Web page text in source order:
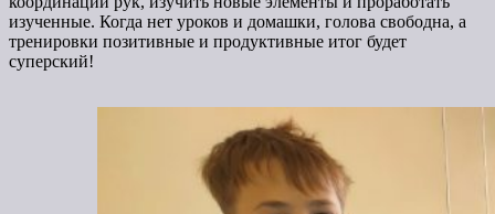
изученные. Когда нет уроков и домашки, голова свободна, а
тренировки позитивные и продуктивные итог будет
суперский!